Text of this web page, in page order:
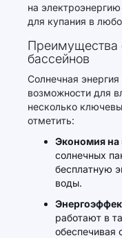
на
для купания в
Преимущества
бассейнов
Солнечная
возможности для
несколько
отметить:
Экономия на
солнечных
бесплатную
воды.
работают в
обеспечивая